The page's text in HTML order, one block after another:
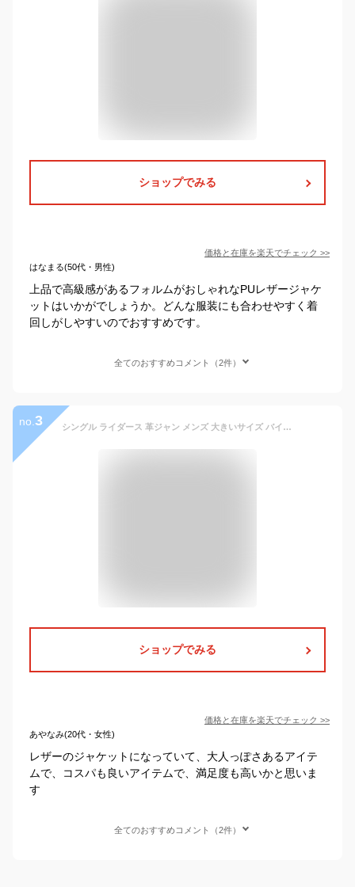
ショップでみる
価格と在庫を楽天でチェック >>
はなまる(50代・男性)
上品で高級感があるフォルムがおしゃれなPUレザージャケ
ットはいかがでしょうか。どんな服装にも合わせやすく着
回しがしやすいのでおすすめです。
全てのおすすめコメント（2件）
no. 3 シングル ライダース 革ジャン メンズ 大きいサイズ バイクジャケット レザージャケット ライダースジャケット 革ジャケット ジャンパー オシャレ カジュアル アメカジ 皮ジャン ブルゾン アウター PUレザー 大人 20代 30代 40代 50代 ファッション
ショップでみる
価格と在庫を楽天でチェック >>
あやなみ(20代・女性)
レザーのジャケットになっていて、大人っぽさあるアイテ
ムで、コスパも良いアイテムで、満足度も高いかと思いま
す
全てのおすすめコメント（2件）